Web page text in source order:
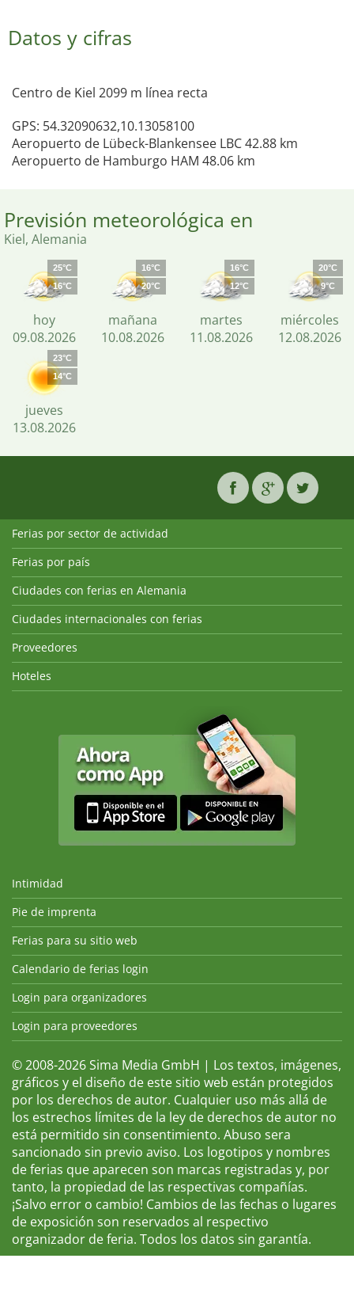
Datos y cifras
Centro de Kiel 2099 m línea recta
GPS: 54.32090632,10.13058100
Aeropuerto de Lübeck-Blankensee LBC 42.88 km
Aeropuerto de Hamburgo HAM 48.06 km
Previsión meteorológica en
Kiel, Alemania
25°C
16°C
hoy
09.08.2026
16°C
20°C
mañana
10.08.2026
16°C
12°C
martes
11.08.2026
20°C
9°C
miércoles
12.08.2026
23°C
14°C
jueves
13.08.2026
Ferias por sector de actividad
Ferias por país
Ciudades con ferias en Alemania
Ciudades internacionales con ferias
Proveedores
Hoteles
Intimidad
Pie de imprenta
Ferias para su sitio web
Calendario de ferias login
Login para organizadores
Login para proveedores
© 2008-2026 Sima Media GmbH | Los textos, imágenes,
gráficos y el diseño de este sitio web están protegidos
por los derechos de autor. Cualquier uso más allá de
los estrechos límites de la ley de derechos de autor no
está permitido sin consentimiento. Abuso sera
sancionado sin previo aviso. Los logotipos y nombres
de ferias que aparecen son marcas registradas y, por
tanto, la propiedad de las respectivas compañías.
¡Salvo error o cambio! Cambios de las fechas o lugares
de exposición son reservados al respectivo
organizador de feria. Todos los datos sin garantía.